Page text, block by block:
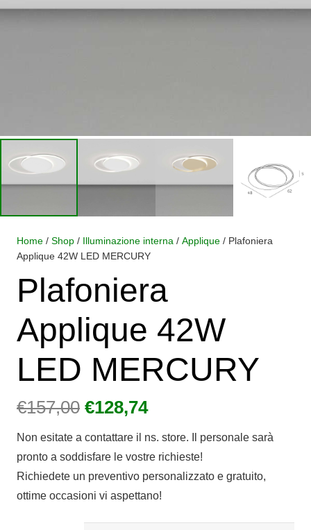
Home / Shop / Illuminazione interna / Applique / Plafoniera
Applique 42W LED MERCURY
Plafoniera
Applique 42W
LED MERCURY
€157,00 Il
originale
era:
€157,00.
€128,74Il
attuale
è:
€128,74.
Non esitate a contattare il ns. store. Il personale sarà
pronto a soddisfare le vostre richieste!
Richiedete un preventivo personalizzato e gratuito,
ottime occasioni vi aspettano!